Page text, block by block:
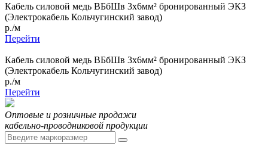
Кабель силовой медь ВБбШв 3x6мм² бронированный ЭКЗ
(Электрокабель Кольчугинский завод)
р./м
Перейти
Кабель силовой медь ВБбШв 3x6мм² бронированный ЭКЗ
(Электрокабель Кольчугинский завод)
р./м
Перейти
Оптовые и розничные продажи
кабельно-проводниковой продукции